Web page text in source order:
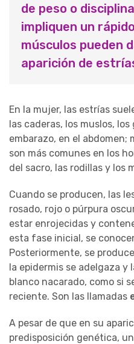
de peso o
impliquen un
músculos pueden
aparición de
En la mujer, las estrías
las caderas, los muslos,
embarazo, en el abdomen;
son más comunes en los
del sacro, las rodillas y los
Cuando se producen, las
rosado, rojo o púrpura
estar enrojecidas y
esta fase inicial, se
Posteriormente, se
la epidermis se adelgaza y
blanco nacarado, como si
reciente. Son las llamadas
A pesar de que en su
predisposición genética,